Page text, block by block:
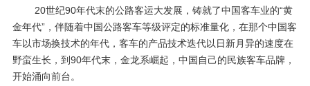
20世纪90年代末的公路客运大发展，铸就了中国客车业的“黄
金年代”，伴随着中国公路客车等级评定的标准量化，在那个中国客
车以市场换技术的年代，客车的产品技术迭代以日新月异的速度在
野蛮生长，到90年代末，金龙系崛起，中国自己的民族客车品牌，
开始涌向前台。